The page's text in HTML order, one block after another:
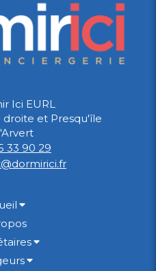
Ici EURL
droite et Presqu'île
33 90 29